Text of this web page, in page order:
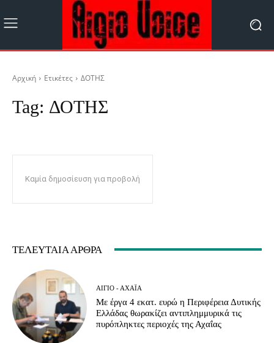
Αρχική Ετικέτες ΔΟΤΗΣ
Tag: ΔΟΤΗΣ
Καμία δημοσίευση για προβολή
ΤΕΛΕΥΤΑΊΑ ΆΡΘΡΑ
ΑΊΓΙΟ - ΑΧΑΪ́Α
Με έργα 4 εκατ. ευρώ η Περιφέρεια Δυτικής
Ελλάδας θωρακίζει αντιπλημμυρικά τις
πυρόπληκτες περιοχές της Αχαΐας